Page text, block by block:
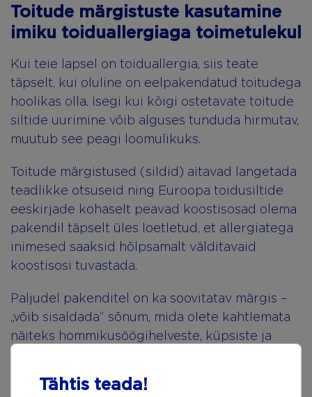
Toitude märgistuste kasutamine
imiku toiduallergiaga toimetulekul
Kui teie lapsel on toiduallergia, siis teate
täpselt, kui oluline on eelpakendatud toitudega
hoolikas olla. Isegi kui kõigi ostetavate toitude
siltide uurimine võib alguses tunduda hirmutav,
muutub see peagi loomulikuks.
Toitude märgistused (sildid) aitavad langetada
teadlikke otsuseid ning Euroopa toidusiltide
eeskirjade kohaselt peavad koostisosad olema
pakendil täpselt üles loetletud, et allergiatega
inimesed saaksid hõlpsamalt välditavaid
koostisosi tuvastada.
Paljudel pakenditel on ka soovitatav märgis –
„võib sisaldada“ sõnum, mida olete kahtlemata
näiteks hommikusöögihelveste, küpsiste ja
seadusest tuleneva nõudega. Ehkki mõned
Tähtis teada!